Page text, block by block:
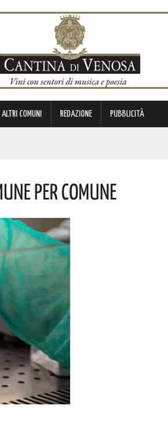
ALTRI COMUNI REDAZIONE PUBBLICITÀ
ESPERIENZE E RELAZIONI MATURATE IN ITALIA E ALL’ESTERO.
Per Comune